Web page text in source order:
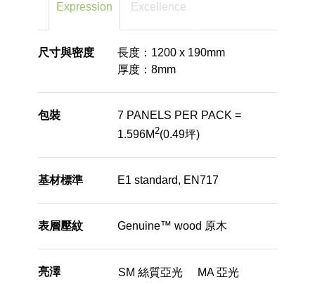
Expression
Excellence
尺寸與密度
長度：1200 x 190mm
厚度：8mm
包裝
7 PANELS PER PACK =
1.596M2(0.49坪)
基材標準 E1 standard, EN717
表層壓紋 Genuine™ wood 原木
亮澤 SM 絲質亞光 MA 亞光